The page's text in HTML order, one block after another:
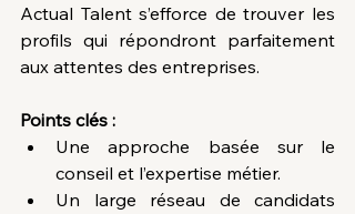
Actual Talent s’efforce de trouver les
profils qui répondront parfaitement
aux attentes des entreprises.
Points clés :
Une approche basée sur le
conseil et l’expertise métier.
Un large réseau de candidats